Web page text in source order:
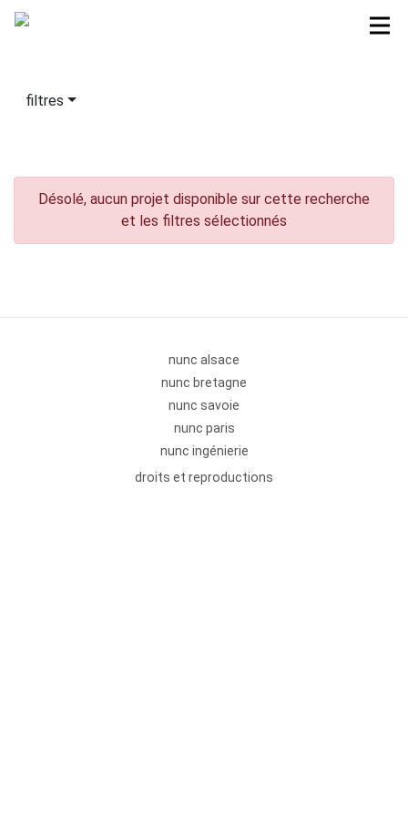
filtres
Désolé, aucun projet disponible sur cette recherche
et les filtres sélectionnés
nunc alsace
nunc bretagne
nunc savoie
nunc paris
nunc ingénierie
droits et reproductions